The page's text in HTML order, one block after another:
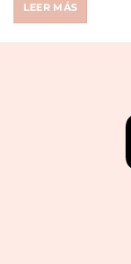
$ 44.200.
LEER MÁS